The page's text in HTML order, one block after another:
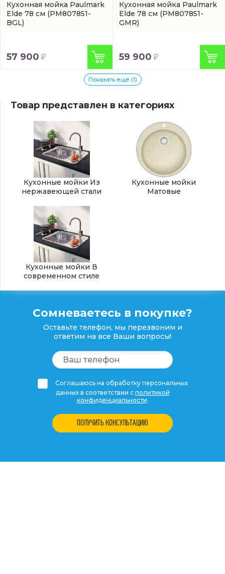
Кухонная мойка Paulmark
Elde 78 см (PM807851-
BGL)
57 900
Кухонная мойка Paulmark
Elde 78 см (PM807851-
GMR)
59 900
Показать еще (1)
Товар представлен в категориях
Кухонные мойки Из
нержавеющей стали
Кухонные мойки
Матовые
Кухонные мойки В
современном стиле
Сомневаетесь в покупке?
Оставьте телефон, мы перезвоним и
ответим на все Ваши вопросы!
Соглашаюсь на обработку персональных
данных в соответствии с политикой
конфиденциальности.
ПОЛУЧИТЬ КОНСУЛЬТАЦИЮ